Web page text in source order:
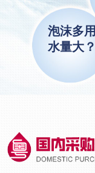
泡沫多用
水量大？